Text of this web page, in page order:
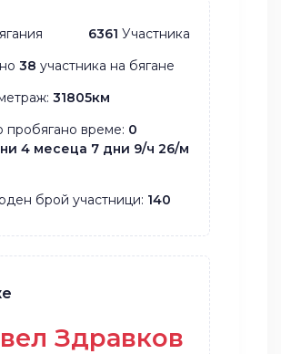
6361 Участника
38 участника на бягане
31805км
време: 0
4 месеца 7 дни 9/ч 26/м
брой участници: 140
Здравков